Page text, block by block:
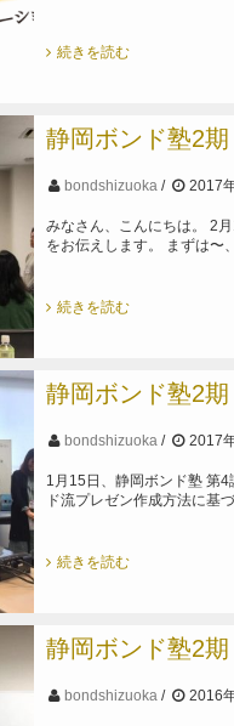
続きを読む
静岡ボンド塾2期
bondshizuoka 2017
みなさん、こんにちは。 2
をお伝えします。 まずは
続きを読む
静岡ボンド塾2期
bondshizuoka 2017
1月15日、静岡ボンド塾 第
ド流プレゼン作成方法に基
続きを読む
静岡ボンド塾2期
bondshizuoka 2016